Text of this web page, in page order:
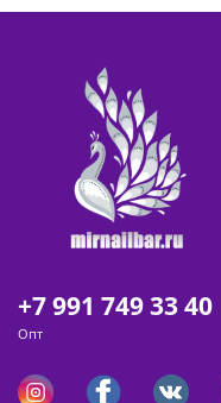
+7 991 749 33 40
Опт